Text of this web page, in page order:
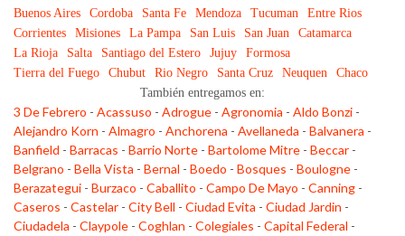
Buenos Aires
Cordoba Santa Fe Mendoza Tucuman
Entre Rios
Corrientes
Misiones La Pampa San Luis San Juan
Catamarca
La Rioja
Salta Santiago del Estero Jujuy
Formosa
Tierra del Fuego
Chubut Rio Negro Santa Cruz Neuquen
Chaco
También entregamos en:
3 De Febrero - Acassuso - Adrogue - Agronomia - Aldo Bonzi -
Alejandro Korn - Almagro - Anchorena - Avellaneda - Balvanera -
Banfield - Barracas - Barrio Norte - Bartolome Mitre - Beccar -
Belgrano - Bella Vista - Bernal - Boedo - Bosques - Boulogne -
Berazategui - Burzaco - Caballito - Campo De Mayo - Canning -
Caseros - Castelar - City Bell - Ciudad Evita - Ciudad Jardin -
Ciudadela - Claypole - Coghlan - Colegiales - Capital Federal -